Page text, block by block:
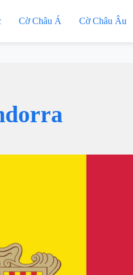
Cờ Châu Á Cờ Châu Âu